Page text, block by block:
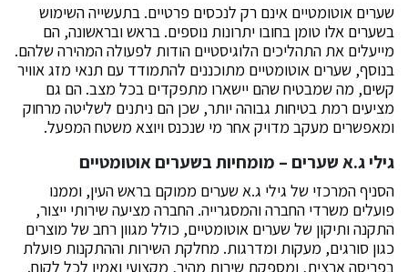
שערים אוטומטיים אינם רק לנכסים פרטיים. בתעשייה השימוש
בשערים אלו טומן בחובו יתרונות נוספים. בראש ובראשונה, הם
מייעלים את התהליכים הלוגיסטיים הודות לפעולה המהירה שלהם.
בנוסף, שערים אוטומטיים מתוכננים להתמודד עם תנאי מזג אוויר
קשים, מה שמבטיח שהם יישארו מתפקדים בכל מצב. הם גם
מציעים רמת בטיחות גבוהה יותר, שכן הם ניתנים לשליטה מרחוק
ומאפשרים מעקב מדויק אחר מי שנכנס ויוצא משטח המפעל.
גילי ג.א שערים – מומחיות בשערים אוטומטיים
הסניף המרכזי של גילי ג.א שערים ממוקם בראש העין, וממנו
פועלים משרדי החברה והמסגרייה. החברה מציעה שירותי ייצור,
התקנה ותיקון של שערים אוטומטיים, כולל מגוון רחב של מוצרים
כגון סורגים, מעקות ומדרגות. מחלקת השירות וההתקנות פועלת
בפריסה ארצית, ומספקת שירות מהיר, מקצועי ואמין לכל לקוח.